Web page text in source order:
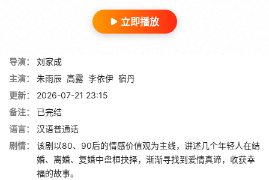
立即播放
导演：
刘家成
主演：
朱雨辰 高露 李依伊 宿丹
更新：
2026-07-21 23:15
备注：
已完结
语言：
汉语普通话
剧情：
该剧以80、90后的情感价值观为主线，讲述几个年轻人在结
婚、离婚、复婚中盘桓抉择，渐渐寻找到爱情真谛，收获幸
福的故事。